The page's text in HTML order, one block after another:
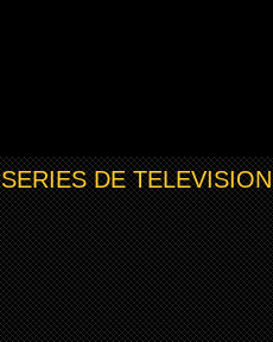
SERIES DE TELEVISION